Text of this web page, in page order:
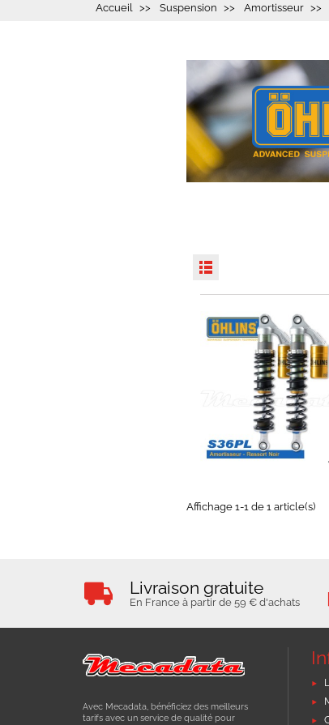
Accueil Suspension Amortisseur
Affichage 1-1 de 1 article(s)
Livraison gratuite
En France à partir de 59 € d'achats
Avec Mecadata, bénéficiez des meilleurs
tarifs avec un service de qualité pour